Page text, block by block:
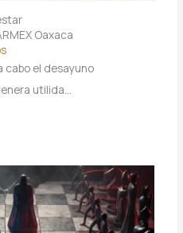
Oaxaca
cabo el desayuno
utilida…